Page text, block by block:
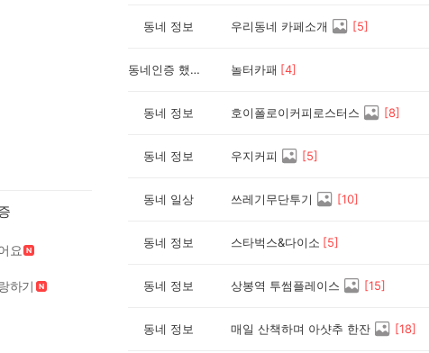
요
하기
동네 정보 우리동네 카페소개 [5]
동네인증 했어요 놀터카패 [4]
동네 정보 호이폴로이커피로스터스 [8]
동네 정보 우지커피 [5]
동네 일상 쓰레기무단투기 [10]
동네 정보 스타벅스&다이소 [5]
동네 정보 상봉역 투썸플레이스 [15]
동네 정보 매일 산책하며 아샷추 한잔 [18]